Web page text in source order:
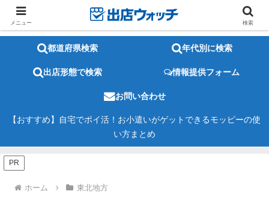
都道府県検索 年代別に検索
出店形態で検索 情報提供フォーム
お問い合わせ
【おすすめ】自宅でポイ活！お小遣いがゲットできるモッピーの使
い方まとめ
PR
ホーム 東北地方
メニュー 検索